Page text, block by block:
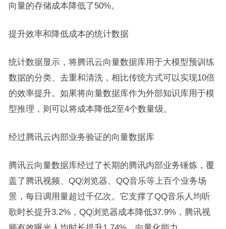
向量的存储成本降低了50%。
提升效率和降低成本的统计数据
统计数据显示，将腾讯云向量数据库用于大模型预训练
数据的分类、去重和清洗，相比传统方式可以实现10倍
的效率提升。如果将向量数据库作为外部知识库用于模
型推理，则可以将成本降低2至4个数量级。
经过腾讯云内部业务验证的向量数据库
腾讯云向量数据库经过了长期的腾讯内部业务锤炼，覆
盖了腾讯视频、QQ浏览器、QQ音乐等上百个业务场
景，每日调用量超过千亿次。它支撑了QQ音乐人均听
歌时长提升3.2%，QQ浏览器成本降低37.9%，腾讯视